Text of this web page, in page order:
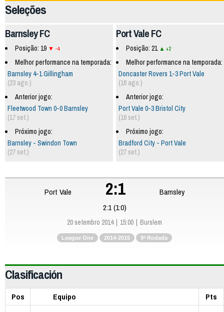
Seleções
Port Vale FC
Posição: 21 +2
Melhor performance na temporada:
Doncaster Rovers 1-3 Port Vale
(16 ago.)
Anterior jogo:
Port Vale 0-3 Bristol City
(16 set.)
Próximo jogo:
Bradford City - Port Vale
(27 set.)
Barnsley FC
Posição: 19 -4
Melhor performance na temporada:
Barnsley 4-1 Gillingham
(23 ago.)
Anterior jogo:
Fleetwood Town 0-0 Barnsley
(17 set.)
Próximo jogo:
Barnsley - Swindon Town
(27 set.)
Port Vale 2:1
Barnsley
2:1 (1:0)
20 setembro 2014 15:00 Burslem
League One 2014-2015 9ª Rodada
Clasificación
Pos Equipo
Pts